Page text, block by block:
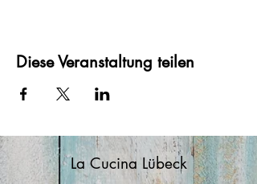
Diese Veranstaltung teilen
La Cucina Lübeck